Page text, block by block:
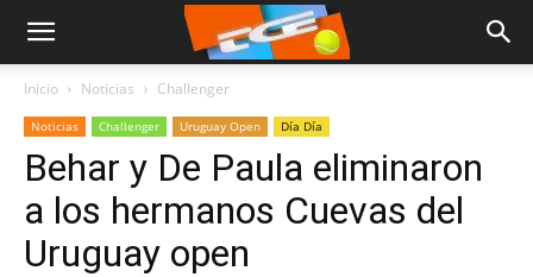
Inicio Noticias Challenger
Noticias Challenger Uruguay Open Día Día
Behar y De Paula eliminaron
a los hermanos Cuevas del
Uruguay open